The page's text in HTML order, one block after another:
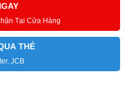
Tại Cửa Hàng
THẺ
JCB